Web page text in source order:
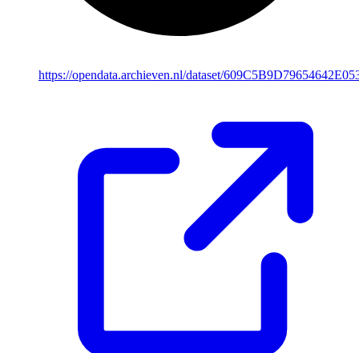
https://opendata.archieven.nl/dataset/